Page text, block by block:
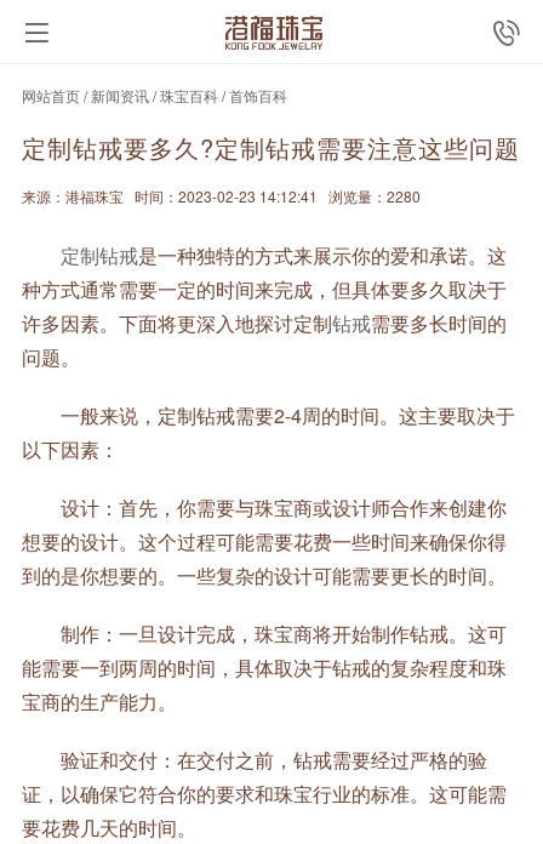
网站首页/新闻资讯/珠宝百科/首饰百科
定制钻戒要多久?定制钻戒需要注意这些问题
来源：港福珠宝 时间：2023-02-23 14:12:41 浏览量：2280
定制钻戒是一种独特的方式来展示你的爱和承诺。这
种方式通常需要一定的时间来完成，但具体要多久取决于
许多因素。下面将更深入地探讨定制钻戒需要多长时间的
问题。
一般来说，定制钻戒需要2-4周的时间。这主要取决于
以下因素：
设计：首先，你需要与珠宝商或设计师合作来创建你
想要的设计。这个过程可能需要花费一些时间来确保你得
到的是你想要的。一些复杂的设计可能需要更长的时间。
制作：一旦设计完成，珠宝商将开始制作钻戒。这可
能需要一到两周的时间，具体取决于钻戒的复杂程度和珠
宝商的生产能力。
验证和交付：在交付之前，钻戒需要经过严格的验
证，以确保它符合你的要求和珠宝行业的标准。这可能需
要花费几天的时间。